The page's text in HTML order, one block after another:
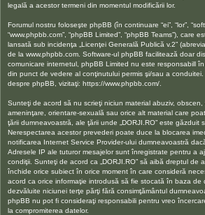
legală a acestor termeni din momentul modificării lor.
Forumul nostru foloseşte phpBB (în continuare “ei”, “lor”,
“www.phpbb.com”, “phpBB Limited”, “phpBB Teams”), care
lansată sub incidenţa „ Licenţei Generală Publică v.2”
de la www.phpbb.com . Software-ul phpBB facilitează doar
comunicare internetul, phpBB Limited nu este responsabill
din punct de vedere al conţinutului permis şi/sau a
despre phpBB, vizitaţi: https://www.phpbb.com/
Sunteţi de acord să nu scrieţi niciun material abuziv, obscen,
ameninţare, orientare-sexuală sau orice alt material care
ţării dumneavoastră, ale ţării unde „DORJI.RO” este găzduit
Nerespectarea acestor prevederi poate duce la blocarea
notificarea Internet Service Provider-ului dumneavoastră
Adresele IP ale tuturor mesajelor sunt înregistrate pentru a
condiţii. Sunteţi de acord ca „DORJI.RO” să aibă dreptul de
închide orice subiect în orice moment în care consideră
acord ca orice informaţie introdusă să fie stocată în baza de
dezvăluite niciunei terţe părţi fără consimţământul
phpBB nu pot fi consideraţi responsabili pentru vreo
la compromiterea datelor.